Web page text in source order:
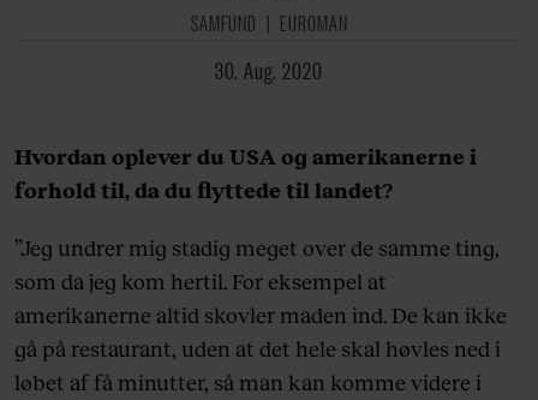
SAMFUND
EUROMAN
30. Aug. 2020
Hvordan oplever du USA og amerikanerne i
forhold til, da du flyttede til landet?
”Jeg undrer mig stadig meget over de samme ting,
som da jeg kom hertil. For eksempel at
amerikanerne altid skovler maden ind. De kan ikke
gå på restaurant, uden at det hele skal høvles ned i
løbet af få minutter, så man kan komme videre i